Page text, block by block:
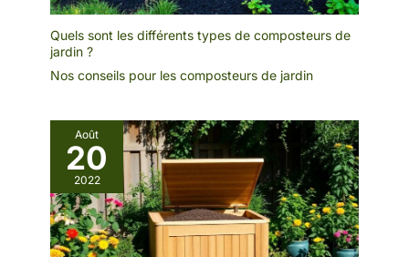
Quels sont les différents types de composteurs de
jardin ?
Nos conseils pour les composteurs de jardin
Août
20
2022